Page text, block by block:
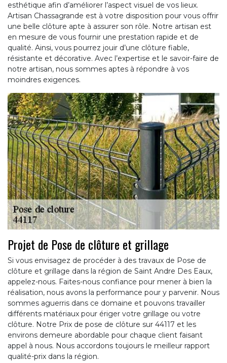
esthétique afin d’améliorer l’aspect visuel de vos lieux.
Artisan Chassagrande est à votre disposition pour vous offrir
une belle clôture apte à assurer son rôle. Notre artisan est
en mesure de vous fournir une prestation rapide et de
qualité. Ainsi, vous pourrez jouir d’une clôture fiable,
résistante et décorative. Avec l’expertise et le savoir-faire de
notre artisan, nous sommes aptes à répondre à vos
moindres exigences.
Projet de Pose de clôture et grillage
Si vous envisagez de procéder à des travaux de Pose de
clôture et grillage dans la région de Saint Andre Des Eaux,
appelez-nous. Faites-nous confiance pour mener à bien la
réalisation, nous avons la performance pour y parvenir. Nous
sommes aguerris dans ce domaine et pouvons travailler
différents matériaux pour ériger votre grillage ou votre
clôture. Notre Prix de pose de clôture sur 44117 et les
environs demeure abordable pour chaque client faisant
appel à nous. Nous accordons toujours le meilleur rapport
qualité-prix dans la région.